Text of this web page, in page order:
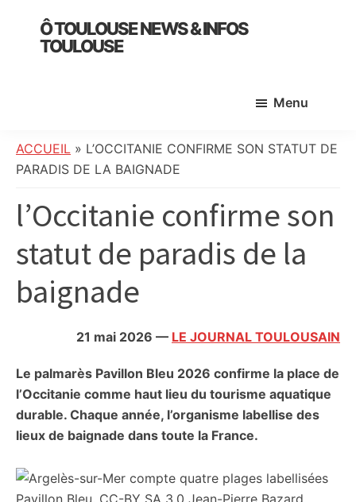
primary
Ô TOULOUSE NEWS & INFOS
TOULOUSE
:
info
société,
culture,
politique,
faits
divers
citoyennes
Menu
ACCUEIL » L’OCCITANIE CONFIRME SON STATUT DE
PARADIS DE LA BAIGNADE
l’Occitanie confirme son
statut de paradis de la
baignade
21 mai 2026 — LE JOURNAL TOULOUSAIN
Le palmarès Pavillon Bleu 2026 confirme la place de
l’Occitanie comme haut lieu du tourisme aquatique
durable. Chaque année, l’organisme labellise des
lieux de baignade dans toute la France.